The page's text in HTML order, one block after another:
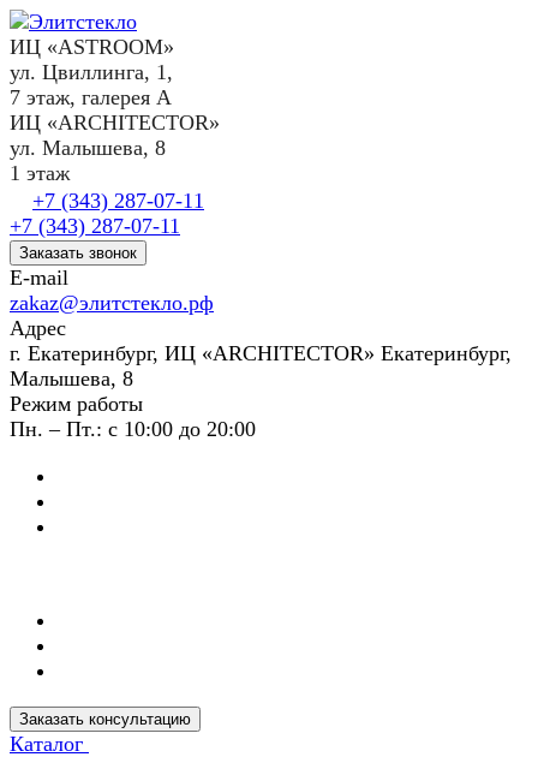
ИЦ «ASTROOM»
ул. Цвиллинга, 1,
7 этаж, галерея А
ИЦ «ARCHITECTOR»
ул. Малышева, 8
1 этаж
+7 (343) 287-07-11
+7 (343) 287-07-11
Заказать звонок
E-mail
zakaz@элитстекло.рф
Адрес
г. Екатеринбург, ИЦ «ARCHITECTOR» Екатеринбург,
Малышева, 8
Режим работы
Пн. – Пт.: с 10:00 до 20:00
Заказать консультацию
Каталог